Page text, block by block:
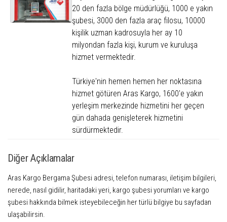
20 den fazla bölge müdürlüğü, 1000 e yakın
şubesi, 3000 den fazla araç filosu, 10000
kişilik uzman kadrosuyla her ay 10
milyondan fazla kişi, kurum ve kuruluşa
hizmet vermektedir.
Türkiye'nin hemen hemen her noktasına
hizmet götüren Aras Kargo, 1600'e yakın
yerleşim merkezinde hizmetini her geçen
gün dahada genişleterek hizmetini
sürdürmektedir.
Diğer Açıklamalar
Aras Kargo Bergama Şubesi adresi, telefon numarası, iletişim bilgileri,
nerede, nasıl gidilir, haritadaki yeri, kargo şubesi yorumları ve kargo
şubesi hakkında bilmek isteyebileceğin her türlü bilgiye bu sayfadan
ulaşabilirsin.